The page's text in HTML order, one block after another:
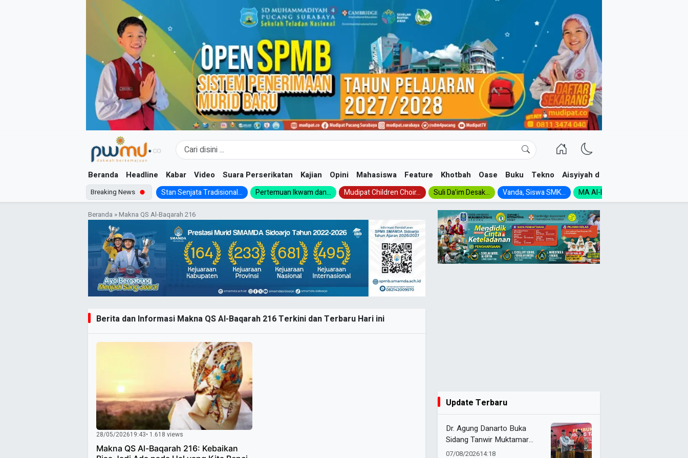
Beranda Headline Kabar Video Suara Perserikatan Kajian Opini Mahasiswa Feature Khotbah Oase Buku Tekno Aisyiyah dan NA
Breaking News Stan Senjata Tradisional... Pertemuan Ikwam dan... Mudipat Children Choir... Suli Da’im Desak... Vanda, Siswa SMK... MA Al-Ishlah Gelar...
Beranda »Makna QS Al-Baqarah 216
Berita dan Informasi Makna QS Al-Baqarah 216 Terkini dan Terbaru Hari ini
28/05/202619:43• 1.618 views
Makna QS Al-Baqarah 216: Kebaikan
Update Terbaru
Dr. Agung Danarto Buka
Sidang Tanwir Muktamar
Tapak Suci: “Tapak Suci
07/08/202614:18